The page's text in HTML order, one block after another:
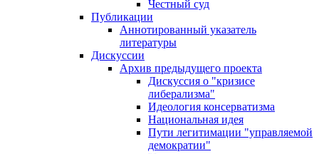
Честный суд
Публикации
Аннотированный указатель
литературы
Дискуссии
Архив предыдущего проекта
Дискуссия о "кризисе
либерализма"
Идеология консерватизма
Национальная идея
Пути легитимации "управляемой
демократии"